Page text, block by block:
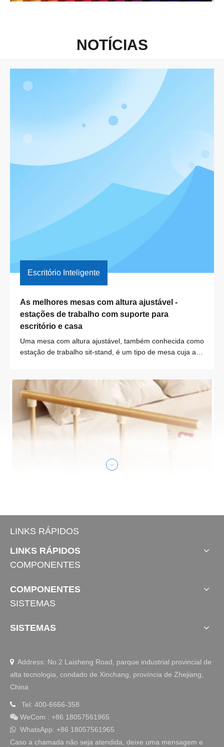
NOTÍCIAS
Escritório Inteligente
As melhores mesas com altura ajustável -
estações de trabalho com suporte para
escritório e casa
Uma mesa com altura ajustável, também conhecida como
estação de trabalho sit-stand, é um tipo de mesa cuja altu
ha. O conceito central de 'sit-stand' é quebrar o tradiciona
l modo de trabalho sentado fixo, permitindo que os usuári
os alternem entre as posições sentada e em pé a qualqu
er momento, de modo a reduzir os danos causados ​​pela
sessão prolongada.
5 Revisão das grades laterais da cama
hospitalar
As grades laterais das camas hospitalares, como acessóri
arantir a segurança dos pacientes hospitalizados. Sua pri
specialmente pacientes idosos, pacientes em recuperaçã
lidade limitada. Eles efetivamente reduzem a incidência d
Escritório Inteligente
LINKS RÁPIDOS
LINKS RÁPIDOS
COMPONENTES
COMPONENTES
SISTEMAS
SISTEMAS
 Address: No.2 Laisheng Road, parque industrial provincial de
alta tecnologia, condado de Xinchang, província de Zhejiang,
China
 Tel: 400-6666-358
 WeCom : +86 18057561965
 WhatsApp: +86 18057561965
Caso a chamada não seja atendida, deixe uma mensagem e